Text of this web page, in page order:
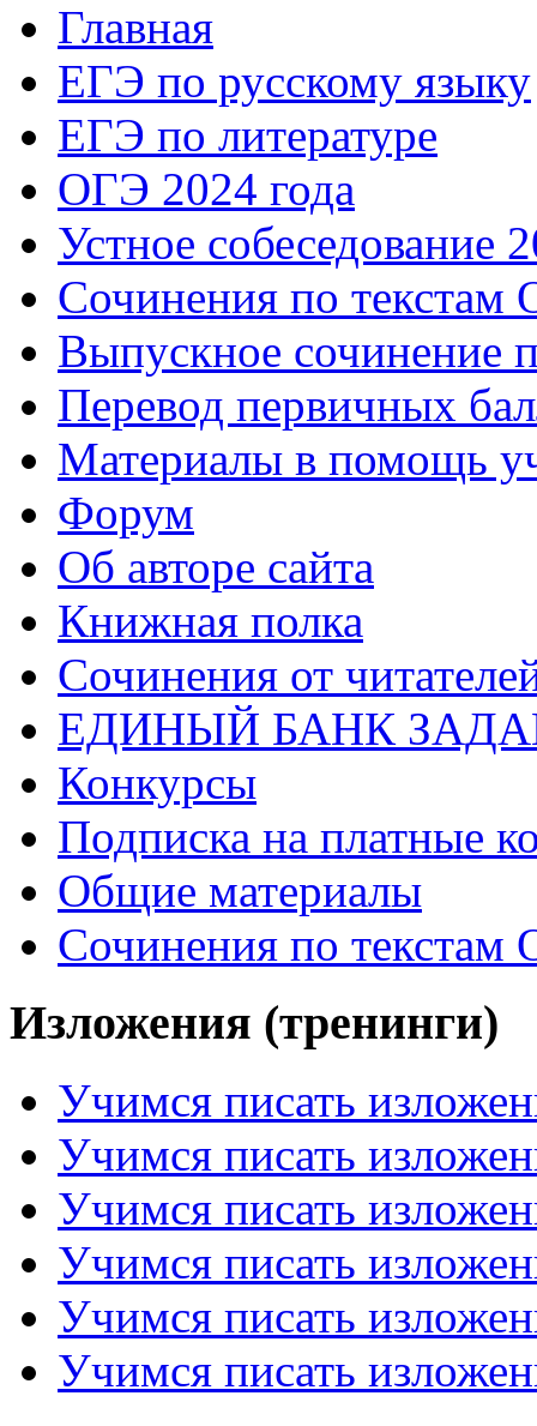
Главная
ЕГЭ по русскому языку
ЕГЭ по литературе
ОГЭ 2024 года
Устное собеседование
Сочинения по текстам
Выпускное сочинение
Перевод первичных
Материалы в помощь
Форум
Об авторе сайта
Книжная полка
Cочинения от
ЕДИНЫЙ БАНК
Конкурсы
Подписка на платные
Общие материалы
Сочинения по текстам
Изложения (тренинги)
Учимся писать
Учимся писать
Учимся писать
Учимся писать
Учимся писать
Учимся писать